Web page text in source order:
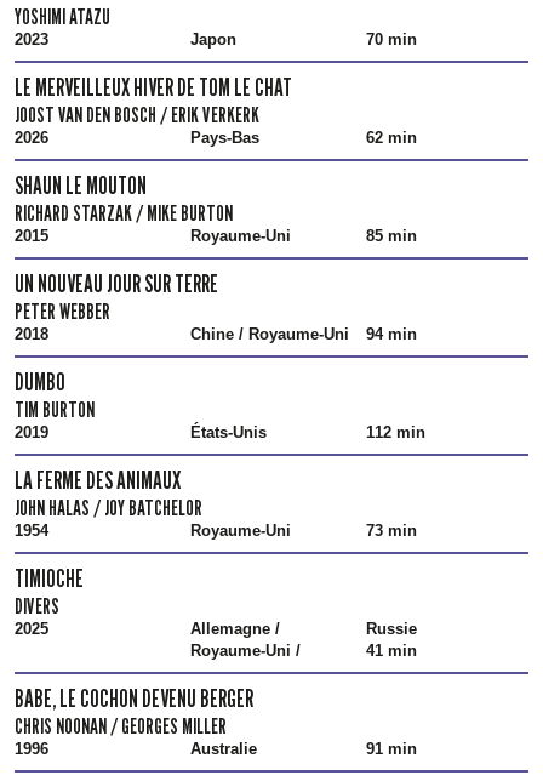
YOSHIMI ATAZU
2023 Japon 70 min
LE MERVEILLEUX HIVER DE TOM LE CHAT
JOOST VAN DEN BOSCH / ERIK VERKERK
2026 Pays-Bas 62 min
SHAUN LE MOUTON
RICHARD STARZAK / MIKE BURTON
2015 Royaume-Uni 85 min
UN NOUVEAU JOUR SUR TERRE
PETER WEBBER
2018 Chine / Royaume-Uni 94 min
DUMBO
TIM BURTON
2019 États-Unis 112 min
LA FERME DES ANIMAUX
JOHN HALAS / JOY BATCHELOR
1954 Royaume-Uni 73 min
TIMIOCHE
DIVERS
2025
Allemagne /
Royaume-Uni /
Russie
41 min
BABE, LE COCHON DEVENU BERGER
CHRIS NOONAN / GEORGES MILLER
1996 Australie 91 min